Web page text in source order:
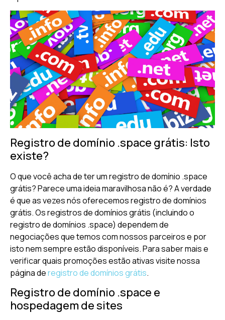
Registro de domínio .space grátis: Isto
existe?
O que você acha de ter um registro de domínio .space
grátis? Parece uma ideia maravilhosa não é? A verdade
é que as vezes nós oferecemos registro de domínios
grátis. Os registros de domínios grátis (incluindo o
registro de domínios .space) dependem de
negociações que temos com nossos parceiros e por
isto nem sempre estão disponíveis. Para saber mais e
verificar quais promoções estão ativas visite nossa
página deregistro de domínios grátis.
Registro de domínio .space e
hospedagem de sites